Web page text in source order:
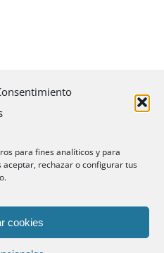
para fines analíticos y para
rechazar o configurar tus
cookies